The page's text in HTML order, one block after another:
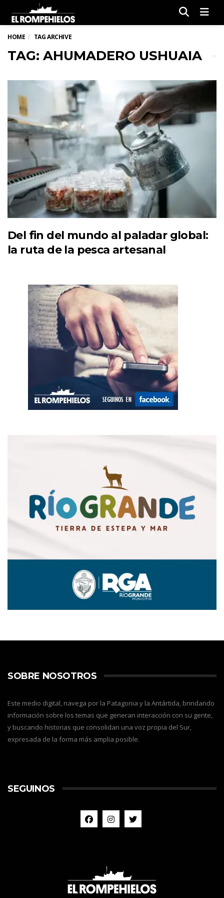
HOME TAG ARCHIVE
TAG: AHUMADERO USHUAIA
Del fin del mundo al paladar global:
la ruta de la pesca artesanal
SOBRE NOSOTROS
Este medio digital, navega por la Patagonia y la Antártida, brindando
información sobre los temas que generan interacción con su gente,
y buscando historias que consolidan una voz propia del Sur,
expresada de la forma más amplia posible.
SEGUINOS